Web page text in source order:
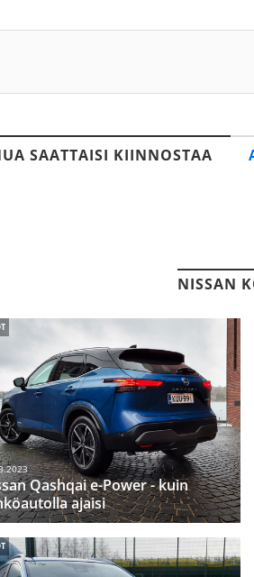
SAATTAISI KIINNOSTAA
NISSAN
Qashqai e-Power - kuin
ajaisi